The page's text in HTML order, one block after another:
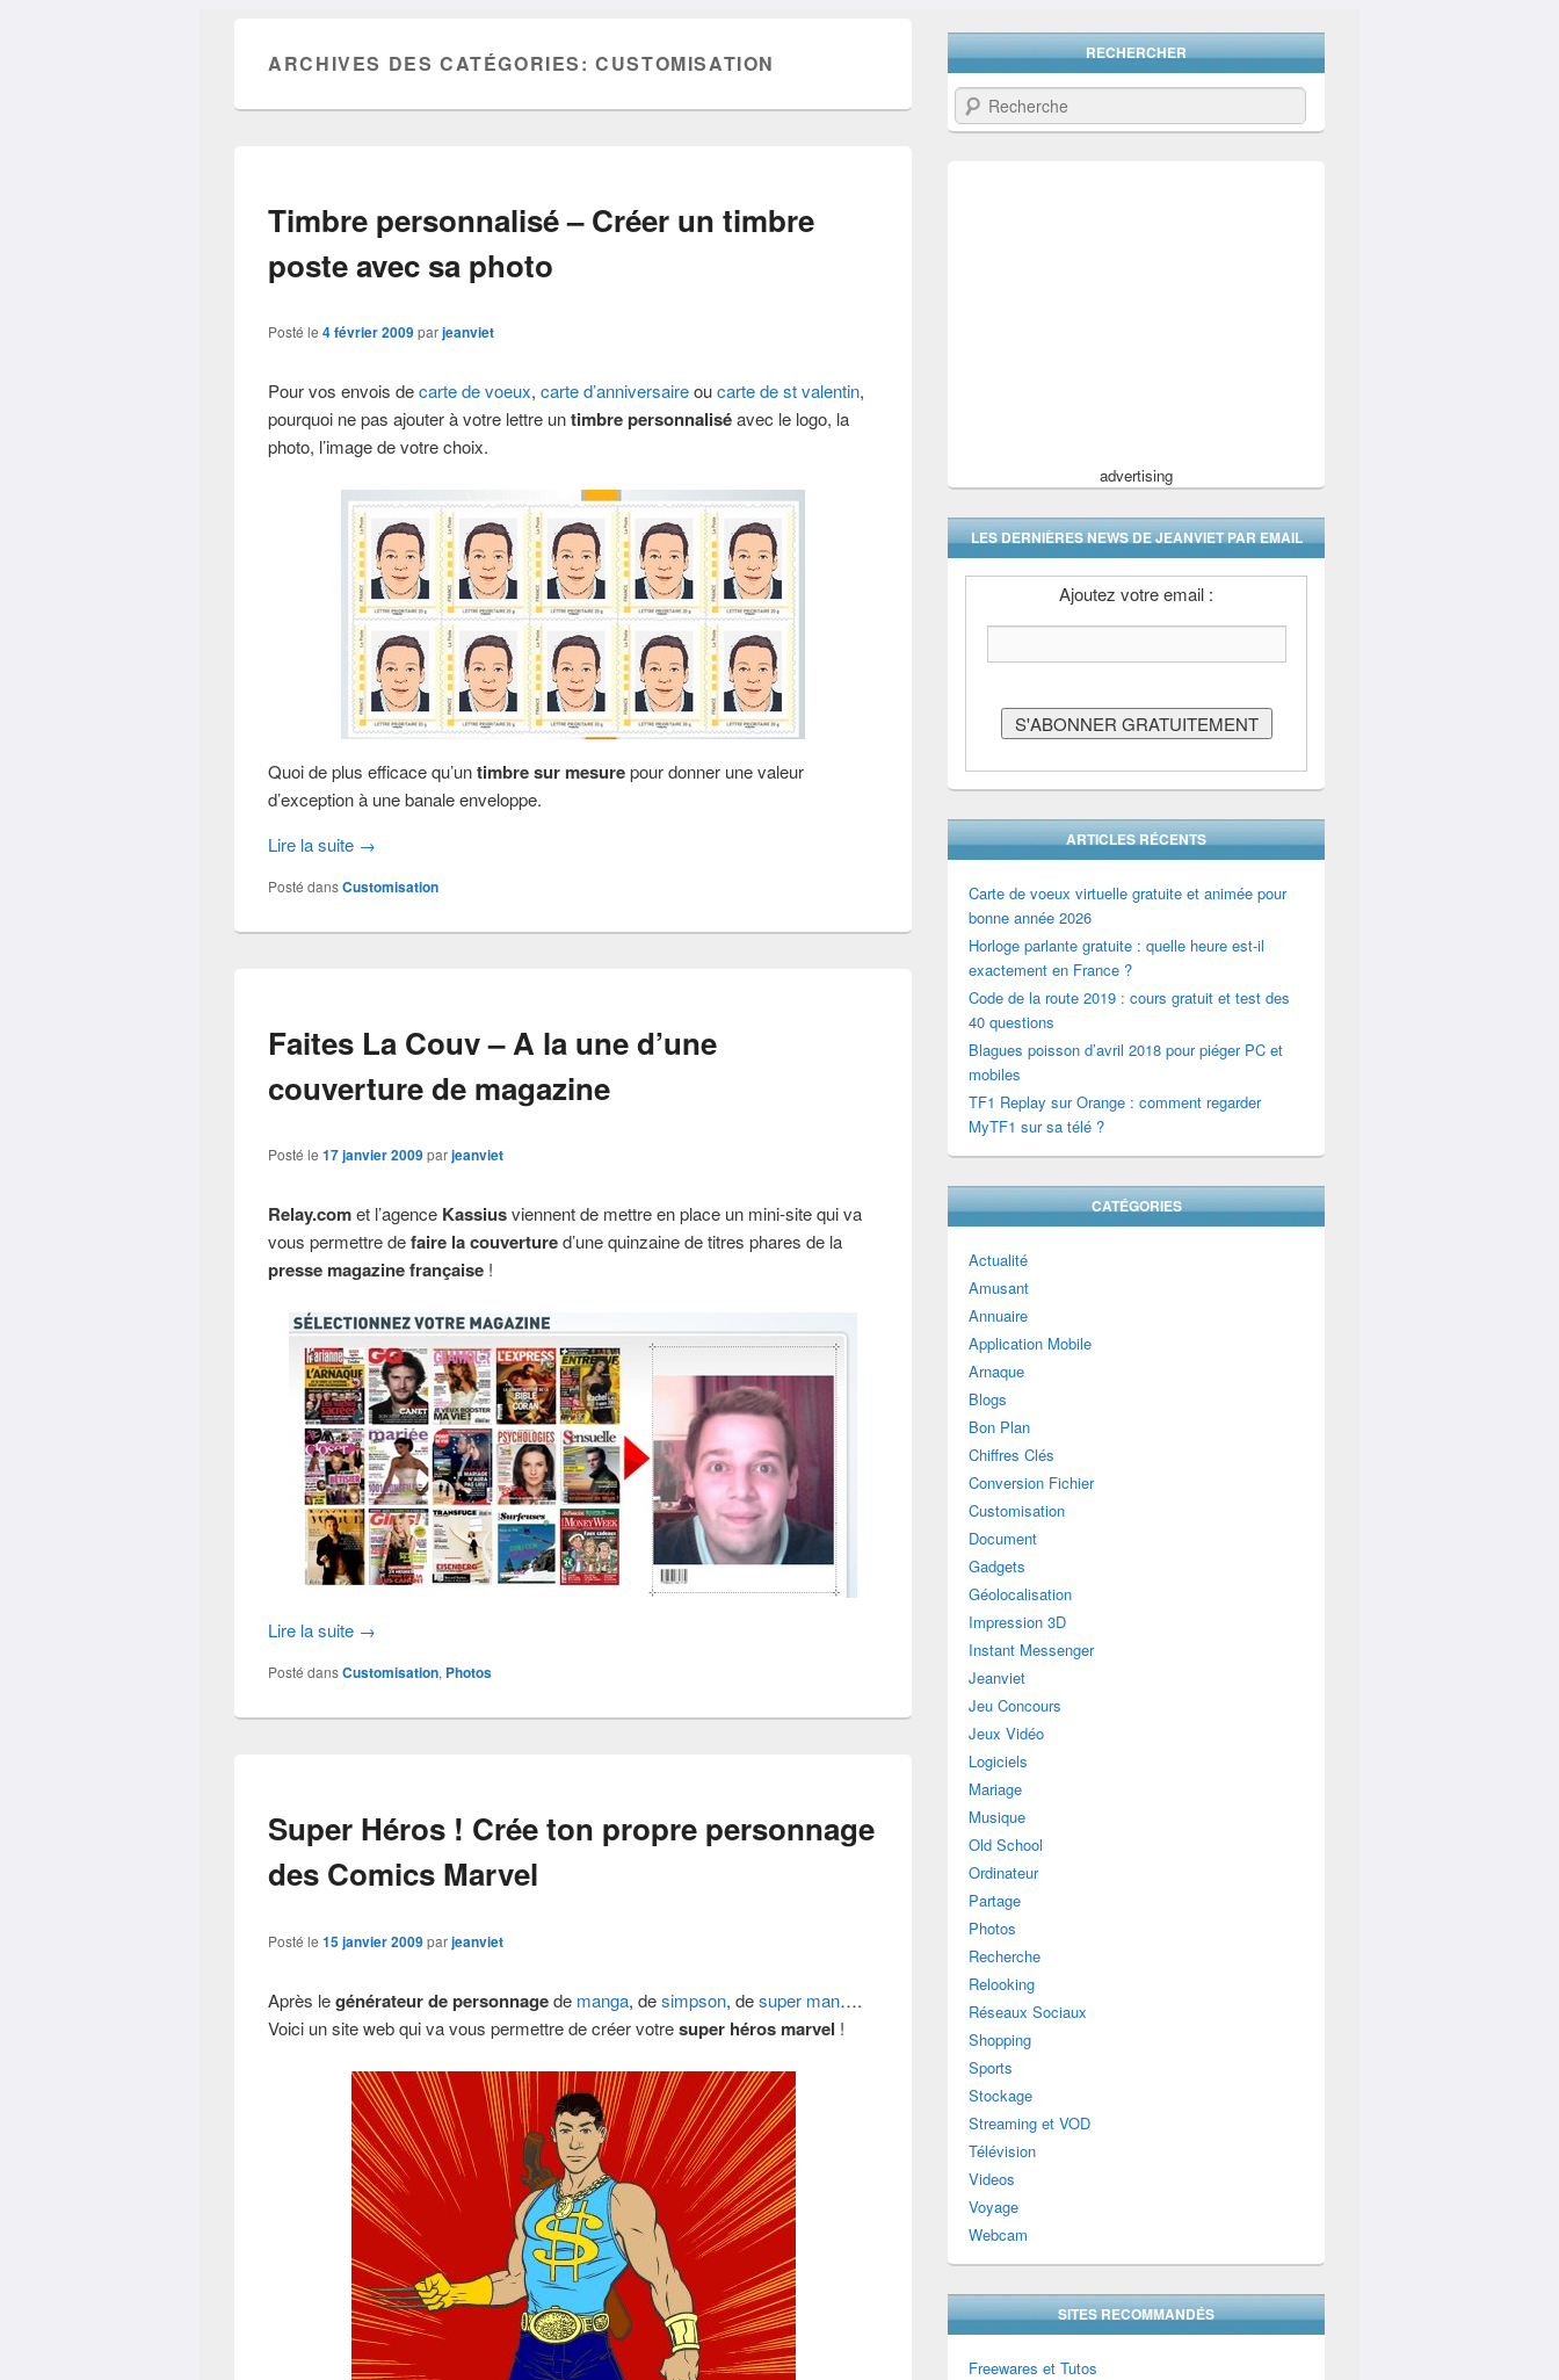
ARCHIVES DES CATÉGORIES:CUSTOMISATION
Timbre personnalisé – Créer un timbre
poste avec sa photo
Posté le4 février 2009parjeanviet
Pour vos envois decarte de voeux,carte d’anniversaireoucarte de st valentin,
pourquoi ne pas ajouter à votre lettre untimbre personnaliséavec le logo, la
photo, l’image de votre choix.
Quoi de plus efficace qu’untimbre sur mesurepour donner une valeur
d’exception à une banale enveloppe.
Lire la suite →
Posté dansCustomisation
Faites La Couv – A la une d’une
couverture de magazine
Posté le17 janvier 2009parjeanviet
Relay.comet l’agence Kassiusviennent de mettre en place un mini-site qui va
vous permettre defaire la couvertured’une quinzaine de titres phares de la
presse magazine française !
Lire la suite →
Posté dansCustomisation, Photos
Super Héros ! Crée ton propre personnage
des Comics Marvel
Posté le15 janvier 2009parjeanviet
Après legénérateur de personnagede manga, desimpson, desuper man….
Voici un site web qui va vous permettre de créer votresuper héros marvel !
RECHERCHER
Recherche
advertising
LES DERNIÈRES NEWS DE JEANVIET PAR EMAIL
Ajoutez votre email :
ARTICLES RÉCENTS
Carte de voeux virtuelle gratuite et animée pour
bonne année 2026
Horloge parlante gratuite : quelle heure est-il
exactement en France ?
Code de la route 2019 : cours gratuit et test des
40 questions
Blagues poisson d’avril 2018 pour piéger PC et
mobiles
TF1 Replay sur Orange : comment regarder
MyTF1 sur sa télé ?
CATÉGORIES
Actualité
Amusant
Annuaire
Application Mobile
Arnaque
Blogs
Bon Plan
Chiffres Clés
Conversion Fichier
Customisation
Document
Gadgets
Géolocalisation
Impression 3D
Instant Messenger
Jeanviet
Jeu Concours
Jeux Vidéo
Logiciels
Mariage
Musique
Old School
Ordinateur
Partage
Photos
Recherche
Relooking
Réseaux Sociaux
Shopping
Sports
Stockage
Streaming et VOD
Télévision
Videos
Voyage
Webcam
SITES RECOMMANDÉS
Freewares et Tutos